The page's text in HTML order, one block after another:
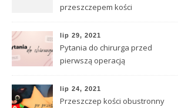
przeszczepem kości
lip 29, 2021
Pytania do chirurga przed
pierwszą operacją
lip 24, 2021
Przeszczep kości obustronny